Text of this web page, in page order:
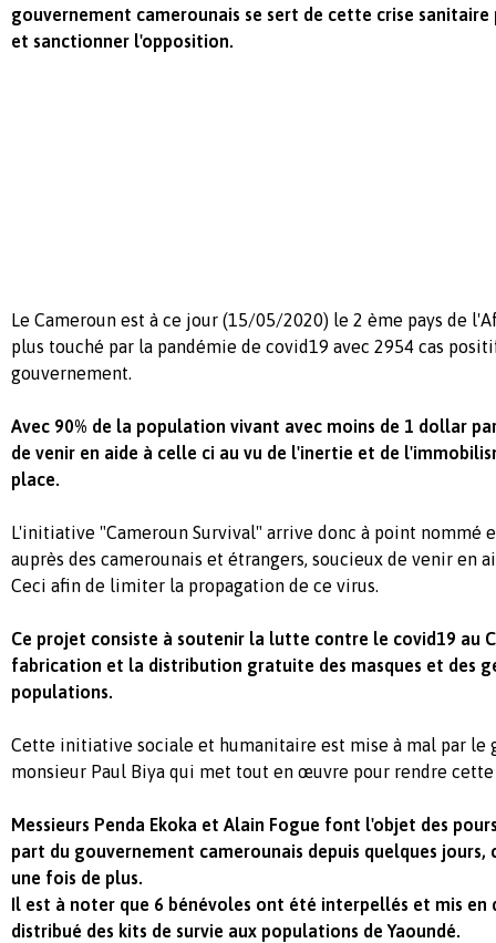
gouvernement camerounais se sert de cette crise
et sanctionner l'opposition.
Le Cameroun est à ce jour (15/05/2020) le 2 ème pays de
plus touché par la pandémie de covid19 avec 2954 cas
gouvernement.
Avec 90% de la population vivant avec moins de 1 dollar
de venir en aide à celle ci au vu de l'inertie et de
place.
L'initiative "Cameroun Survival" arrive donc à point nommé
auprès des camerounais et étrangers, soucieux de venir en
Ceci afin de limiter la propagation de ce virus.
Ce projet consiste à soutenir la lutte contre le covid19 au
fabrication et la distribution gratuite des masques et des
populations.
Cette initiative sociale et humanitaire est mise à mal par le
monsieur Paul Biya qui met tout en œuvre pour rendre
Messieurs Penda Ekoka et Alain Fogue font l'objet des
part du gouvernement camerounais depuis quelques jours,
une fois de plus.
Il est à noter que 6 bénévoles ont été interpellés et mis
distribué des kits de survie aux populations de Yaoundé.